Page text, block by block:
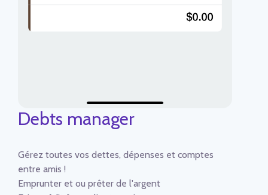
Debts manager
Gérez toutes vos dettes, dépenses et comptes
entre amis !
Emprunter et ou prêter de l'argent